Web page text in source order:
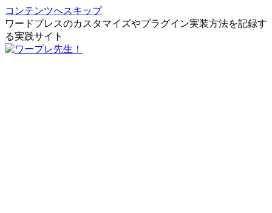
コンテンツへスキップ
ワードプレスのカスタマイズやプラグイン実装方法を記録す
る実践サイト